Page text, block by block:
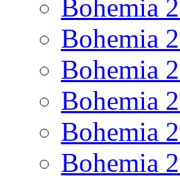
Bohemia
Bohemia
Bohemia
Bohemia
Bohemia
Bohemia